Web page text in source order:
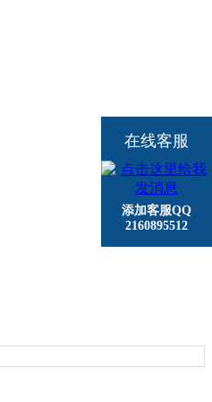
在线客服
添加客服QQ
2160895512